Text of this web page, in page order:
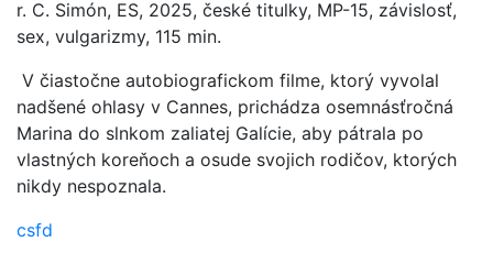
r. C. Simón, ES, 2025, české titulky, MP-15, závislosť,
sex, vulgarizmy, 115 min.
V čiastočne autobiografickom filme, ktorý vyvolal
nadšené ohlasy v Cannes, prichádza osemnásťročná
Marina do slnkom zaliatej Galície, aby pátrala po
vlastných koreňoch a osude svojich rodičov, ktorých
nikdy nespoznala.
csfd